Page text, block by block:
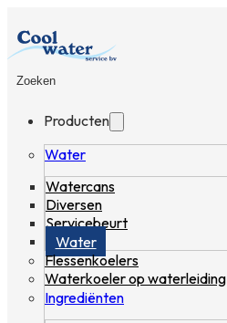
Zoeken
Producten
Water
Watercans
Diversen
Servicebeurt
Water
Flessenkoelers
Waterkoeler op waterleiding
Ingrediënten